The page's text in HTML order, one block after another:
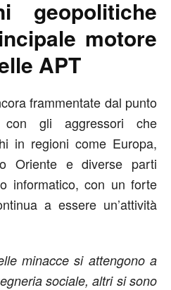
geopolitiche
motore
APT
frammentate dal punto
gli aggressori che
in regioni come Europa,
Oriente e diverse parti
informatico, con un forte
a essere un’attività
minacce si attengono a
sociale, altri si sono